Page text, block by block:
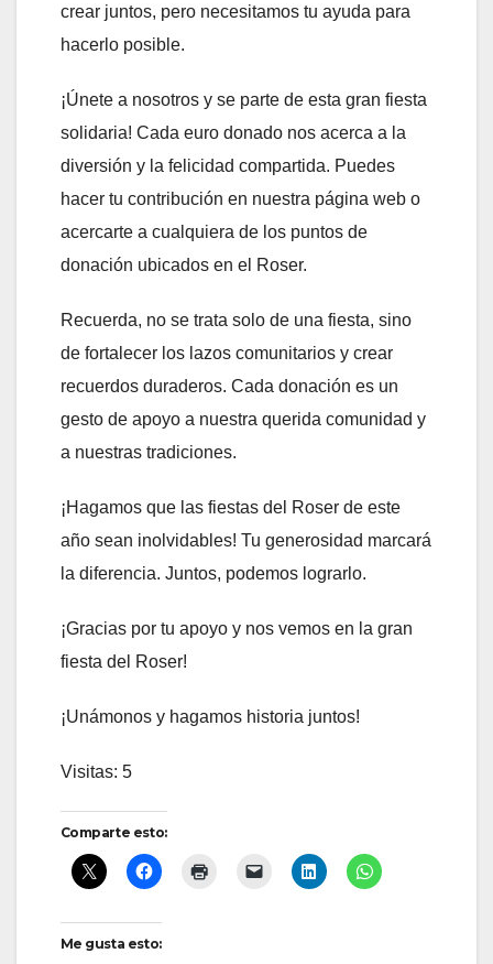
crear juntos, pero necesitamos tu ayuda para
hacerlo posible.
¡Únete a nosotros y se parte de esta gran fiesta
solidaria! Cada euro donado nos acerca a la
diversión y la felicidad compartida. Puedes
hacer tu contribución en nuestra página web o
acercarte a cualquiera de los puntos de
donación ubicados en el Roser.
Recuerda, no se trata solo de una fiesta, sino
de fortalecer los lazos comunitarios y crear
recuerdos duraderos. Cada donación es un
gesto de apoyo a nuestra querida comunidad y
a nuestras tradiciones.
¡Hagamos que las fiestas del Roser de este
año sean inolvidables! Tu generosidad marcará
la diferencia. Juntos, podemos lograrlo.
¡Gracias por tu apoyo y nos vemos en la gran
fiesta del Roser!
¡Unámonos y hagamos historia juntos!
Visitas: 5
Comparte esto:
Me gusta esto: